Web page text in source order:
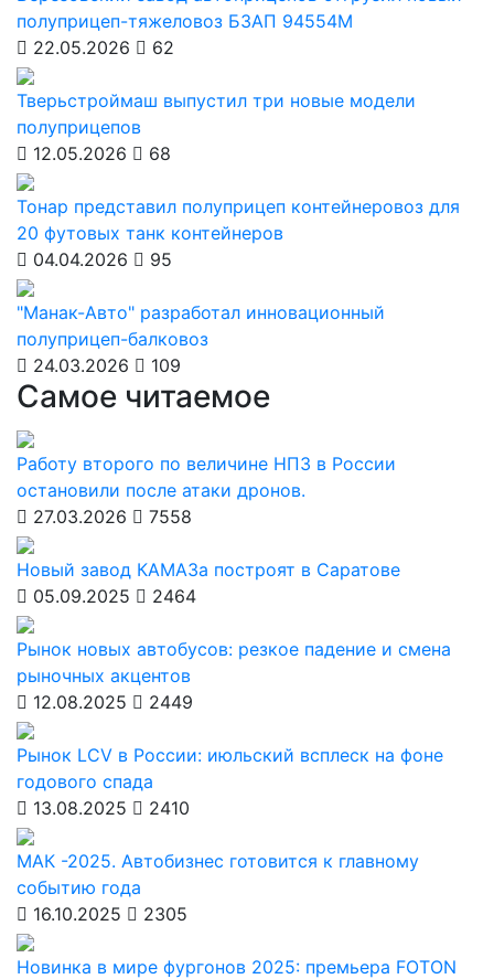
полуприцеп-тяжеловоз БЗАП 94554М
22.05.2026
62
Тверьстроймаш выпустил три новые модели
полуприцепов
12.05.2026
68
Тонар представил полуприцеп контейнеровоз для
20 футовых танк контейнеров
04.04.2026
95
"Манак-Авто" разработал инновационный
полуприцеп-балковоз
24.03.2026
109
Самое читаемое
Работу второго по величине НПЗ в России
остановили после атаки дронов.
27.03.2026
7558
Новый завод КАМАЗа построят в Саратове
05.09.2025
2464
Рынок новых автобусов: резкое падение и смена
рыночных акцентов
12.08.2025
2449
Рынок LCV в России: июльский всплеск на фоне
годового спада
13.08.2025
2410
МАК -2025. Автобизнес готовится к главному
событию года
16.10.2025
2305
Новинка в мире фургонов 2025: премьера FOTON